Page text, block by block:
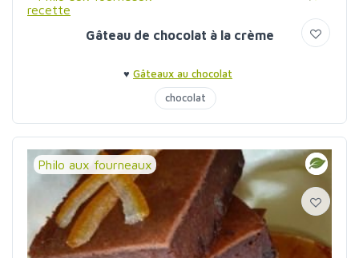
Gâteau de chocolat à la crème
♥ Gâteaux au chocolat
chocolat
Philo aux fourneaux